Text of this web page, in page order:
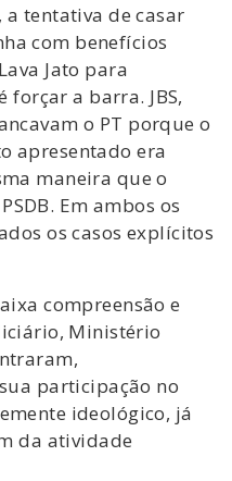
a tentativa de casar
com benefícios
Jato para
forçar a barra. JBS,
o PT porque o
apresentado era
maneira que o
Em ambos os
os casos explícitos
compreensão e
Ministério
participação no
ideológico, já
da atividade